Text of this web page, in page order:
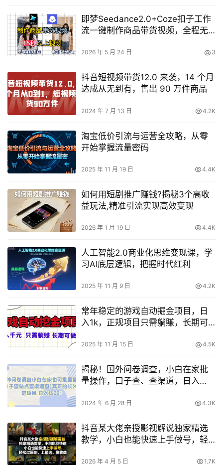
即梦Seedance2.0+Coze扣子工作
流一键制作商品带货视频，全程无
2026 年 5 月 24 日 3
抖音短视频带货12.0 来袭，14 个月
达成从无到有，售出 90 万件商品
2024 年 7 月 13 日 4.2K
淘宝低价引流与运营全攻略，从零
开始掌握流量密码
2025 年 11 月 19 日 4.4K
如何用短剧推广赚钱?揭秘3个高收
益玩法,精准引流实现高效变现
2026 年 1 月 19 日 4.4K
人工智能2.0商业化思维变现课，学
习AI底层逻辑，把握时代红利
2025 年 11 月 9 日 4.2K
常年稳定的游戏自动掘金项目，日
入1k，正规项目只需躺賺，长期可
2025 年 11 月 15 日 4.5K
揭秘！国外问卷调查，小白在家批
量操作，口子查、查渠道，日入
轻松收益！
2024 年 6 月 28 日 4.3K
抖音某大佬亲授影视解说独家精选
教学，小白也能快速上手做号，轻
2026 年 4 月 5 日 1.7K